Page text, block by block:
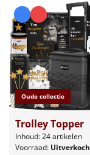
Oude collectie
Trolley Topper
Inhoud: 24 artikelen
Voorraad: